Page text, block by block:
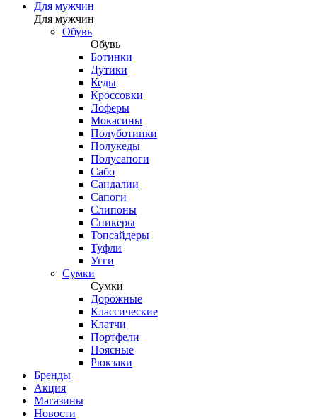
Для мужчин
Для мужчин
Обувь
Обувь
Ботинки
Дутики
Кеды
Кроссовки
Лоферы
Мокасины
Полуботинки
Полукеды
Полусапоги
Сабо
Сандалии
Сапоги
Слипоны
Сникеры
Топсайдеры
Туфли
Угги
Сумки
Сумки
Дорожные
Классические
Клатчи
Портфели
Поясные
Рюкзаки
Бренды
Акция
Магазины
Новости